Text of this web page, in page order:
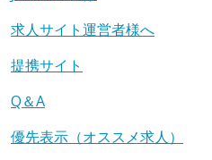
求人サイト運営者様へ
提携サイト
Q＆A
優先表示（オススメ求人）